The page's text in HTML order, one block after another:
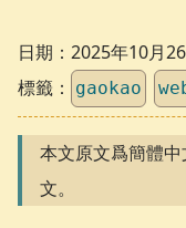
日期： 2025年10月
標籤：
gaokao
本文原文爲簡體中
文。